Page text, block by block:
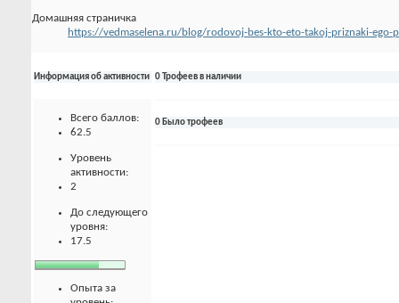
Домашняя страничка
https://vedmaselena.ru/blog/rodovoj-bes-kto-eto-takoj-priznaki-ego-
Информация об активности
Всего баллов:
62.5
Уровень
активности:
2
До следующего
уровня:
17.5
Опыта за
0 Трофеев в наличии
0 Было трофеев